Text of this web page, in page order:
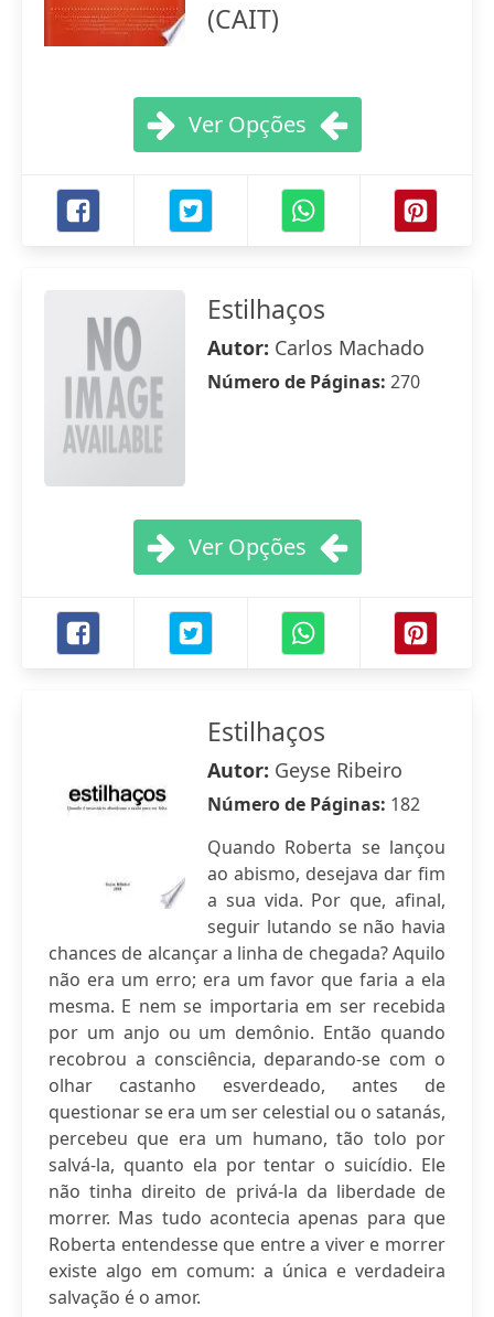
(CAIT)
Ver Opções
Estilhaços
Autor: Carlos Machado
Número de Páginas: 270
Ver Opções
Estilhaços
Autor: Geyse Ribeiro
Número de Páginas: 182
Quando Roberta se lançou
ao abismo, desejava dar fim
a sua vida. Por que, afinal,
seguir lutando se não havia
chances de alcançar a linha de chegada? Aquilo
não era um erro; era um favor que faria a ela
mesma. E nem se importaria em ser recebida
por um anjo ou um demônio. Então quando
recobrou a consciência, deparando-se com o
olhar castanho esverdeado, antes de
questionar se era um ser celestial ou o satanás,
percebeu que era um humano, tão tolo por
salvá-la, quanto ela por tentar o suicídio. Ele
não tinha direito de privá-la da liberdade de
morrer. Mas tudo acontecia apenas para que
Roberta entendesse que entre a viver e morrer
existe algo em comum: a única e verdadeira
salvação é o amor.